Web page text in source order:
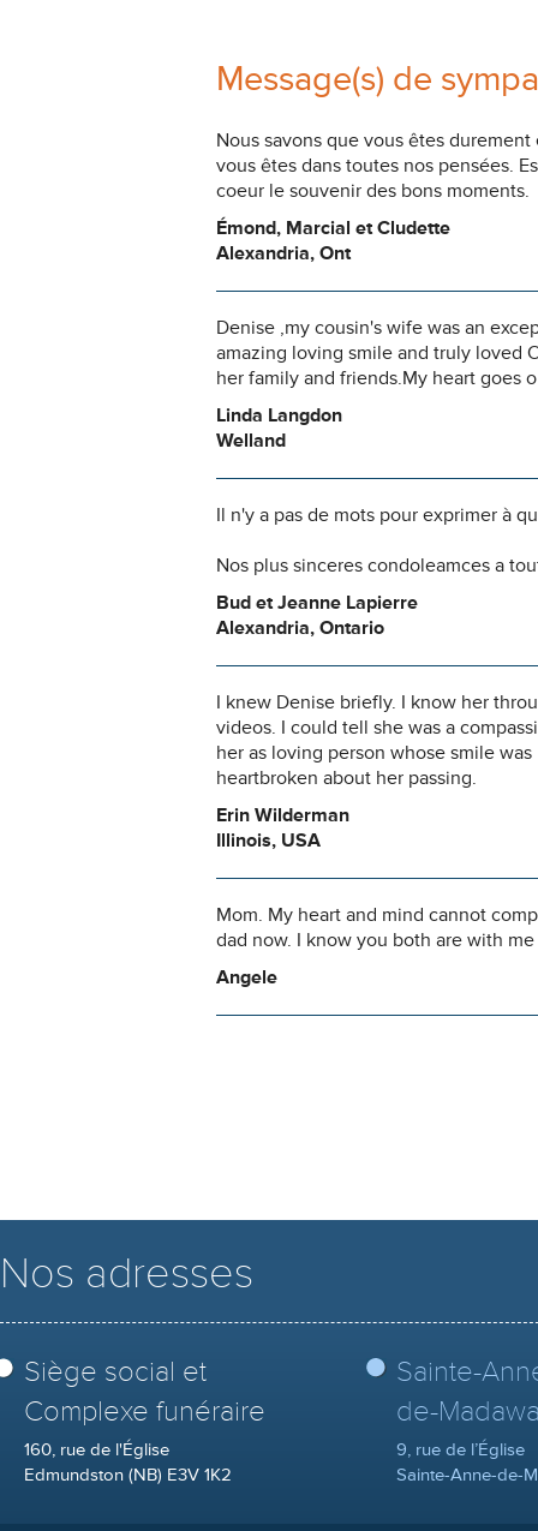
Message(s) de
Nous savons que vous êtes
vous êtes dans toutes nos pensées.
coeur le souvenir des bons moments.
Émond, Marcial et Cludette
Alexandria, Ont
Denise ,my cousin's wife was an
amazing loving smile and truly loved
her family and friends.My heart goes
Linda Langdon
Welland
Il n'y a pas de mots pour exprimer à
Nos plus sinceres condoleamces a
Bud et Jeanne Lapierre
Alexandria, Ontario
I knew Denise briefly. I know her
videos. I could tell she was a
her as loving person whose smile
heartbroken about her passing.
Erin Wilderman
Illinois, USA
Mom. My heart and mind cannot
dad now. I know you both are with
Angele
Nos adresses
Siège social et
Complexe funéraire
160, rue de l'Église
Edmundston (NB) E3V 1K2
Sainte-
de-
9, rue de l’Église
Sainte-Anne-de-